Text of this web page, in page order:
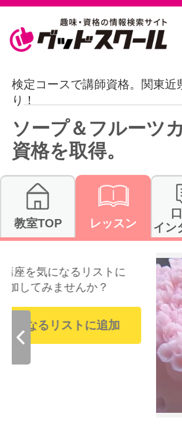
ス
駅
通
体
や
検定コースで講師資格。関東
り！
ソープ＆フルーツ
資格を取得。
教室TOP レッスン
イン
リストに
んか？
に追加